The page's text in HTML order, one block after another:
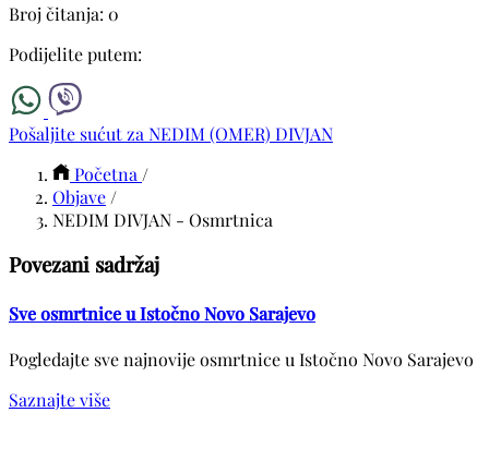
Broj čitanja: 0
Podijelite putem:
Pošaljite sućut za NEDIM (OMER) DIVJAN
Početna /
Objave /
NEDIM DIVJAN - Osmrtnica
Povezani sadržaj
Sve osmrtnice u Istočno Novo Sarajevo
Pogledajte sve najnovije osmrtnice u Istočno Novo Sarajevo
Saznajte više